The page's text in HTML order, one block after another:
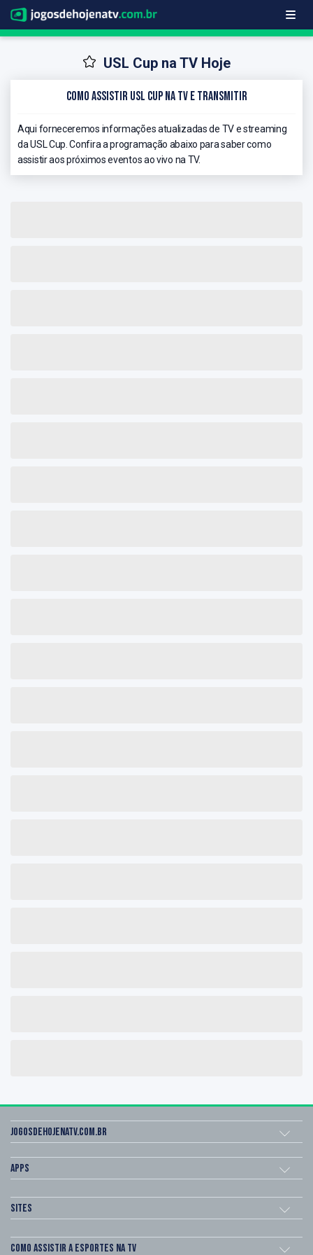
USL Cup na TV Hoje
Como Assistir USL Cup na TV e Transmitir
Aqui forneceremos informações atualizadas de TV e streaming
da USL Cup. Confira a programação abaixo para saber como
assistir aos próximos eventos ao vivo na TV.
Jogosdehojenatv.com.br
Apps
Sites
Como assistir a esportes na TV